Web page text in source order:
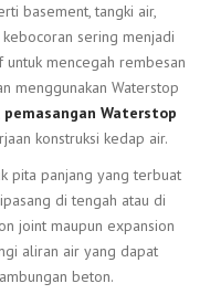
basement, tangki air,
sering menjadi
mencegah rembesan
menggunakan Waterstop
pemasangan Waterstop
konstruksi kedap air.
pita panjang yang terbuat
di tengah atau di
joint maupun expansion
aliran air yang dapat
beton.